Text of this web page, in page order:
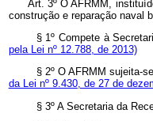
Art. 3º O AFRMM,
construção e reparação naval
§ 1º Compete à
pela Lei nº 12.788, de 2013)
§ 2º O AFRMM sujeita-
da Lei nº 9.430, de 27 de
§ 3º A Secretaria da